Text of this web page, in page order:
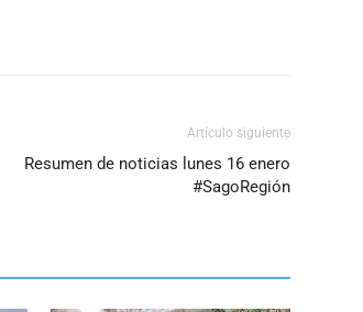
Artículo siguiente
Resumen de noticias lunes 16 enero
#SagoRegión